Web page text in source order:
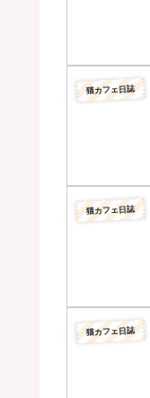
猫カフェ日誌
猫カフェ日誌
猫カフェ日誌